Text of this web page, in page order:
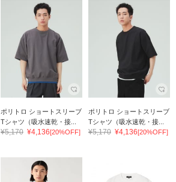
ポリトロ ショートスリーブ
Tシャツ（吸水速乾・接...
¥5,170 ¥4,136[20%OFF]
ポリトロ ショートスリーブ
Tシャツ（吸水速乾・接...
¥5,170 ¥4,136[20%OFF]